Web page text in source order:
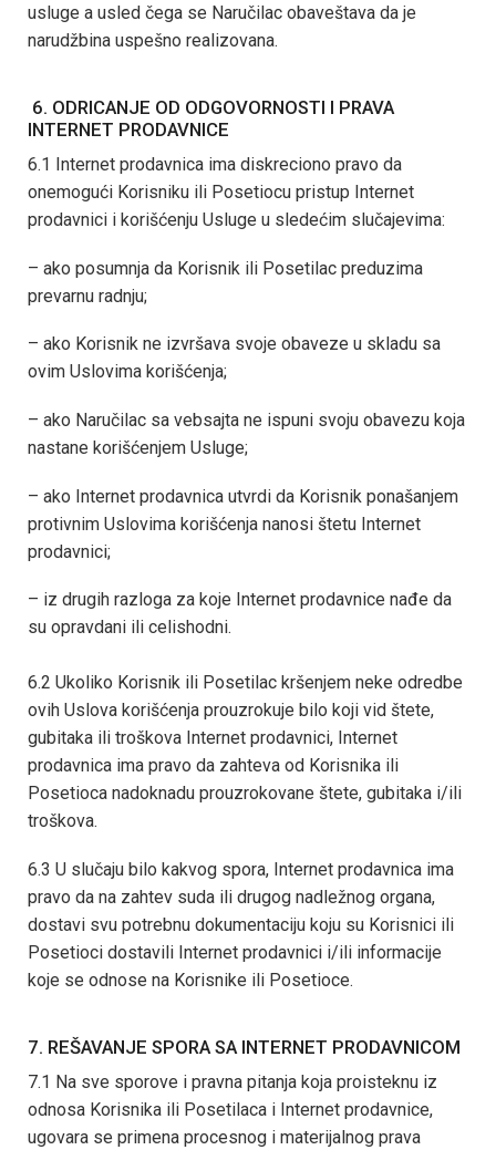
usluge a usled čega se Naručilac obaveštava da je
narudžbina uspešno realizovana.
6. ODRICANJE OD ODGOVORNOSTI I PRAVA
INTERNET PRODAVNICE
6.1 Internet prodavnica ima diskreciono pravo da
onemogući Korisniku ili Posetiocu pristup Internet
prodavnici i korišćenju Usluge u sledećim slučajevima:
– ako posumnja da Korisnik ili Posetilac preduzima
prevarnu radnju;
– ako Korisnik ne izvršava svoje obaveze u skladu sa
ovim Uslovima korišćenja;
– ako Naručilac sa vebsajta ne ispuni svoju obavezu koja
nastane korišćenjem Usluge;
– ako Internet prodavnica utvrdi da Korisnik ponašanjem
protivnim Uslovima korišćenja nanosi štetu Internet
prodavnici;
– iz drugih razloga za koje Internet prodavnice nađe da
su opravdani ili celishodni.
6.2 Ukoliko Korisnik ili Posetilac kršenjem neke odredbe
ovih Uslova korišćenja prouzrokuje bilo koji vid štete,
gubitaka ili troškova Internet prodavnici, Internet
prodavnica ima pravo da zahteva od Korisnika ili
Posetioca nadoknadu prouzrokovane štete, gubitaka i/ili
troškova.
6.3 U slučaju bilo kakvog spora, Internet prodavnica ima
pravo da na zahtev suda ili drugog nadležnog organa,
dostavi svu potrebnu dokumentaciju koju su Korisnici ili
Posetioci dostavili Internet prodavnici i/ili informacije
koje se odnose na Korisnike ili Posetioce.
7. REŠAVANJE SPORA SA INTERNET PRODAVNICOM
7.1 Na sve sporove i pravna pitanja koja proisteknu iz
odnosa Korisnika ili Posetilaca i Internet prodavnice,
ugovara se primena procesnog i materijalnog prava